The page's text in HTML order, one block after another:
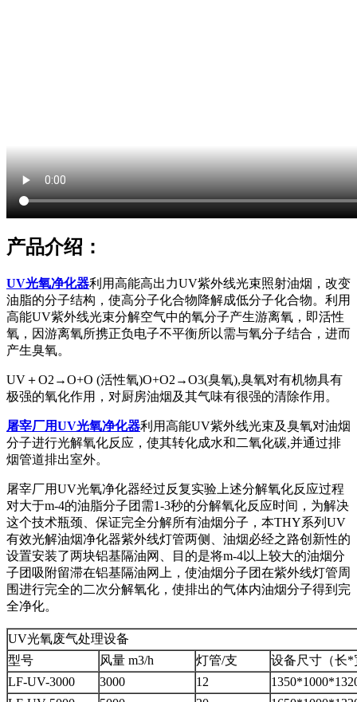
产品介绍：
UV光氧净化器利用高能高出力UV紫外线光束照射油烟，改变
油脂的分子结构，使高分子化合物降解成低分子化合物。利用
高能UV紫外线光束分解空气中的氧分子产生游离氧，即活性
氧，因游离氧所携正负电子不平衡所以需与氧分子结合，进而
产生臭氧。
UV＋O2→O+O (活性氧)O+O2→O3(臭氧),臭氧对有机物具有
极强的氧化作用，对厨房油烟及其气味有很强的清除作用。
屠宰厂用UV光氧净化器利用高能UV紫外线光束及臭氧对油烟
分子进行光解氧化反应，使其转化成水和二氧化碳,并通过排
烟管道排出室外。
屠宰厂用UV光氧净化器经过反复实验上述分解氧化反应过程
对大于m-4的油脂分子团需1-3秒的分解氧化反应时间，为解决
这个技术瓶颈、保证完全分解所有油烟分子，本THY系列UV
有效光解油烟净化器紫外线灯管两侧、油烟必经之路创新性的
设置安装了两块铝基隔油网、目的是将m-4以上较大的油烟分
子团吸附留滞在铝基隔油网上，使油烟分子团在紫外线灯管周
围进行完全的二次分解氧化，使排出的气体内油烟分子得到完
全净化。
UV光氧废气处理设备
型号
风量 m3/h 灯管/支
设备尺寸（长
LF-UV-3000
3000 12